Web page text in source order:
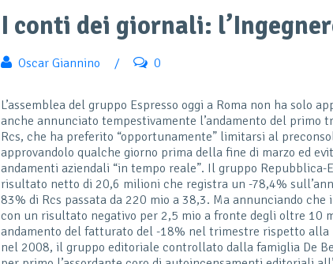
I conti dei giornali:
Oscar Giannino / 0
L’assemblea del gruppo Espresso oggi a Roma non ha solo
anche annunciato tempestivamente l’andamento del primo
Rcs, che ha preferito “opportunamente” limitarsi al
approvandolo qualche giorno prima della fine di marzo ed
andamenti aziendali “in tempo reale”. Il gruppo Repubblica-
risultato netto di 20,6 milioni che registra un -78,4%
83% di Rcs passata da 220 mio a 38,3. Ma annunciando
con un risultato negativo per 2,5 mio a fronte degli oltre 10
andamento del fatturato del -18% nel trimestre rispetto alla
nel 2008, il gruppo editoriale controllato dalla famiglia De